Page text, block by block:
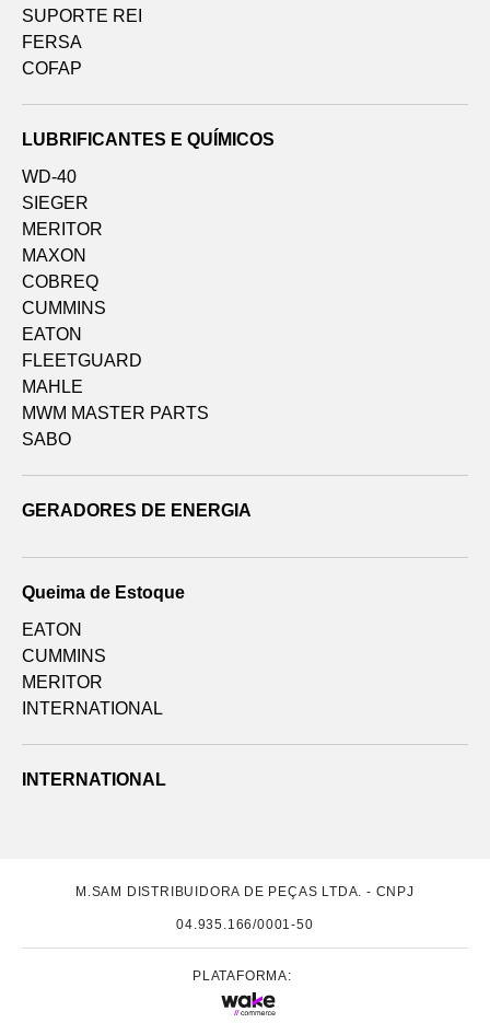
SUPORTE REI
FERSA
COFAP
LUBRIFICANTES E QUÍMICOS
WD-40
SIEGER
MERITOR
MAXON
COBREQ
CUMMINS
EATON
FLEETGUARD
MAHLE
MWM MASTER PARTS
SABO
GERADORES DE ENERGIA
Queima de Estoque
EATON
CUMMINS
MERITOR
INTERNATIONAL
INTERNATIONAL
M.SAM DISTRIBUIDORA DE PEÇAS LTDA. - CNPJ
04.935.166/0001-50
PLATAFORMA: